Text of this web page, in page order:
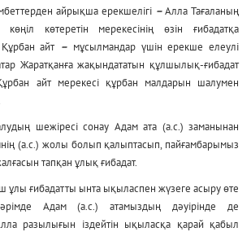
айрықша ерекшелігі –Алла Тағаланың
көңіл көтеретін мерекесінің өзін ғибадатқа
айт – мұсылмандар үшін ерекше елеулі
Жаратқанға жақындататын құлшылық-ғибадат
айт мерекесі құрбан малдарын шалумен
шежіресі сонау Адам ата (а.с.) заманынан
(а.с.) жолы болып қалыптасып, пайғамбарымыз
тапқан ұлық ғибадат.
ұлы ғибадатты ынта ықыласпен жүзеге асыру өте
Адам (а.с.) атамыздың дәуірінде де
разылығын іздейтін ықыласқа қарай қабыл